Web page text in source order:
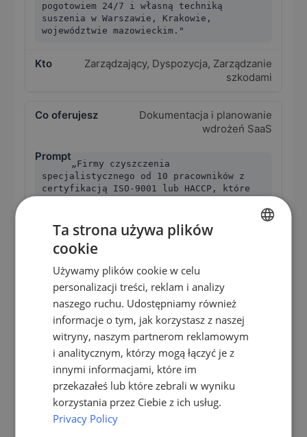
pogotowiem 24/7 i własną techniką
suszenia w Warszawie, Krakowie,
województwie mazowieckim."
Zarządzający, Dyspozycja, Zarządzanie
szkodami
Dokumentacja i planowanie
wdrożeń SaaS
„Firmy czyszczenia
specjalistycznego od 10 pracowników z
certyfikacją ISO-9001 lub HACCP, które
Zarządzający, Zarządzanie jakością,
Przepływ praktyczny – jak
pozyskujesz firmy czyszczenia
specjalistycznego jako klientów
Specjaliści czyszczenia są w dzień na wdrożeniach,
wieczorem w dokumentacji. Krótkie okna uwagi, ale
jasne decyzje, gdy pitch się zgadza. Praktyczny
FR
IT
PL
Ta strona używa plików
cookie
Używamy plików cookie w celu
personalizacji treści, reklam i analizy
naszego ruchu. Udostępniamy również
informacje o tym, jak korzystasz z naszej
witryny, naszym partnerom reklamowym
i analitycznym, którzy mogą łączyć je z
innymi informacjami, które im
przekazałeś lub które zebrali w wyniku
korzystania przez Ciebie z ich usług.
Privacy Policy